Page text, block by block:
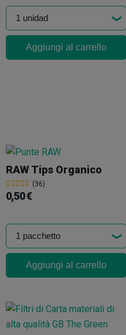
Aggiungi al carrello
RAW Tips Organico
(36)
0,50 €
Aggiungi al carrello